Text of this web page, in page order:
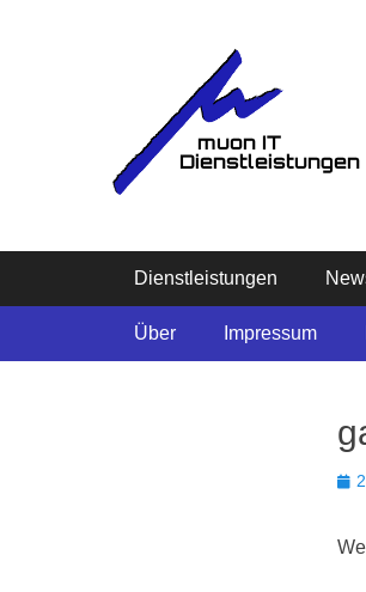
Primäres Menü
Dienstleistungen
Sekundäres
Über Impressum